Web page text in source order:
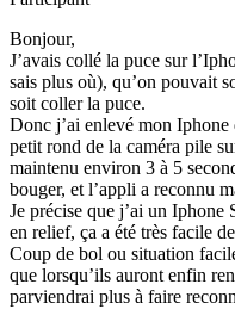
Bonjour,
J’avais collé la puce sur
sais plus où), qu’on pouvait
soit coller la puce.
Donc j’ai enlevé mon Iphone
petit rond de la caméra pile
maintenu environ 3 à 5
bouger, et l’appli a reconnu
Je précise que j’ai un Iphone
en relief, ça a été très facile
Coup de bol ou situation
que lorsqu’ils auront enfin
parviendrai plus à faire